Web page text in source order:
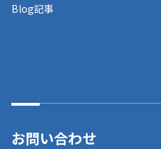
Blog記事
お問い合わせ